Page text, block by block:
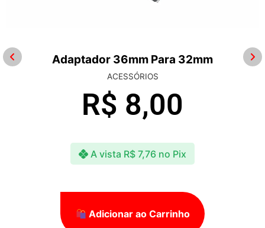
Adaptador 36mm Para 32mm
ACESSÓRIOS
R$ 8,00
A vista R$ 7,76 no Pix
Adicionar ao Carrinho